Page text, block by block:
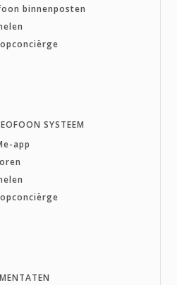
binnenposten
SYSTEEM
app